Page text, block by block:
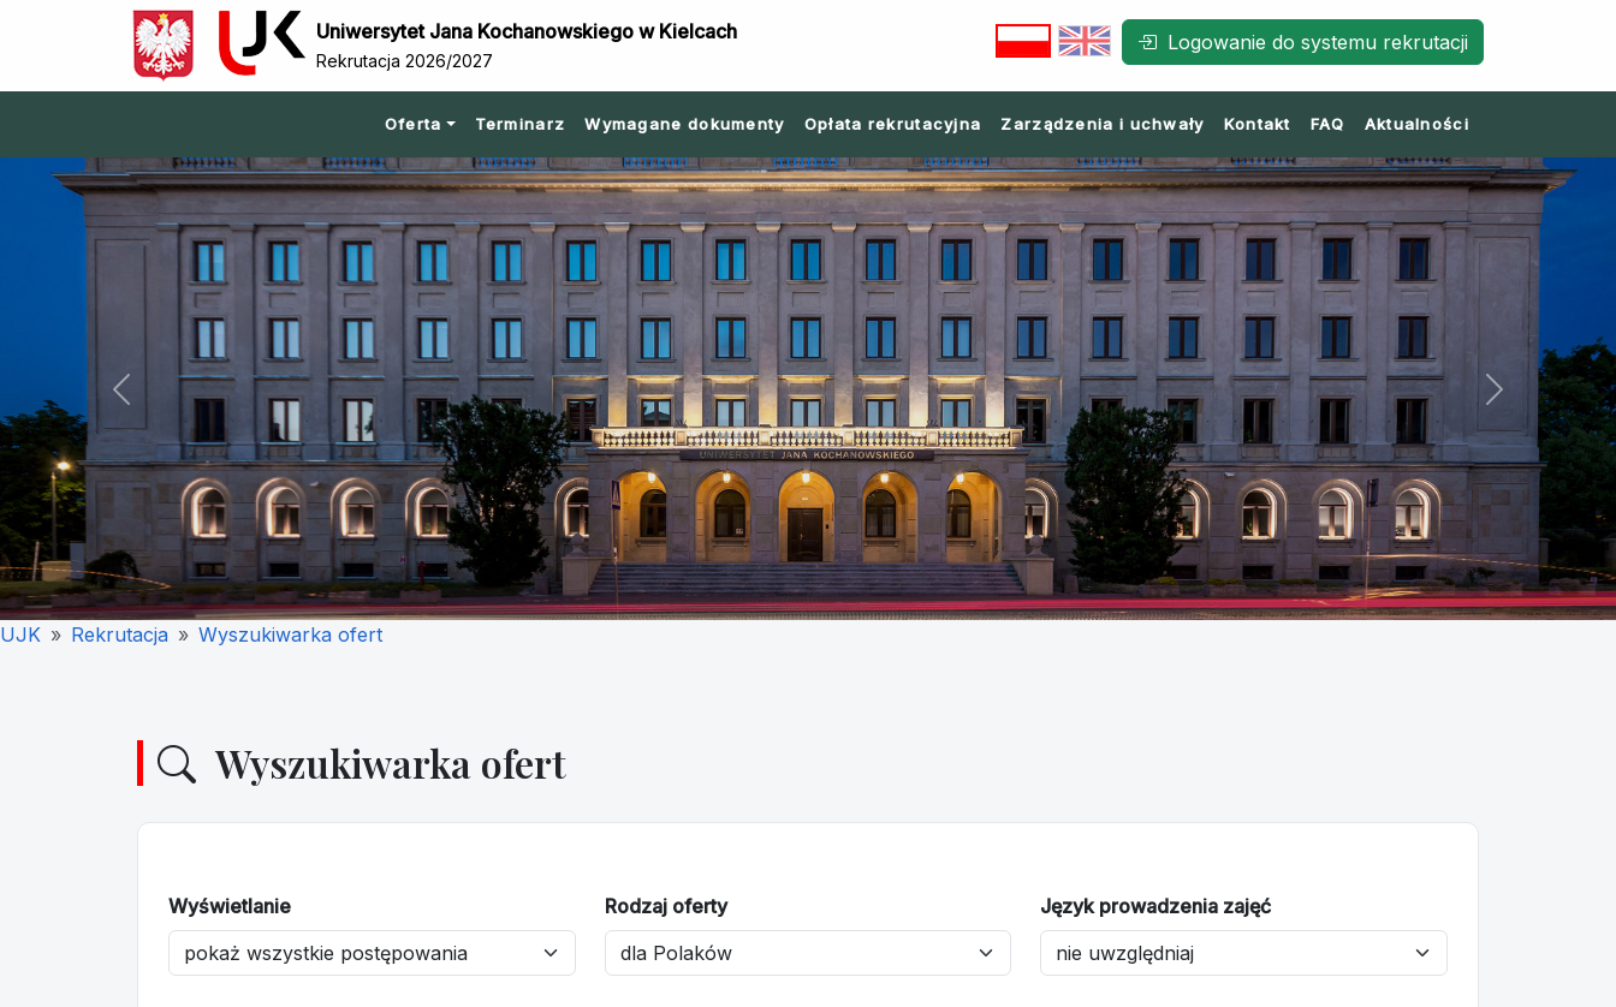
Uniwersytet Jana Kochanowskiego w Kielcach
Rekrutacja 2026/2027
Logowanie do systemu rekrutacji
Oferta Terminarz Wymagane dokumenty Opłata rekrutacyjna Zarządzenia i uchwały Kontakt FAQ Aktualności
Previous Next
UJK Rekrutacja Wyszukiwarka ofert
Wyszukiwarka ofert
Wyświetlanie Rodzaj oferty Język prowadzenia zajęć